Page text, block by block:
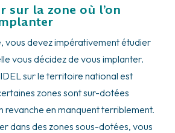
sur la zone où l’on
vous devez impérativement étudier
vous décidez de vous implanter.
sur le territoire national est
zones sont sur-dotées
revanche en manquent terriblement.
dans des zones sous-dotées, vous